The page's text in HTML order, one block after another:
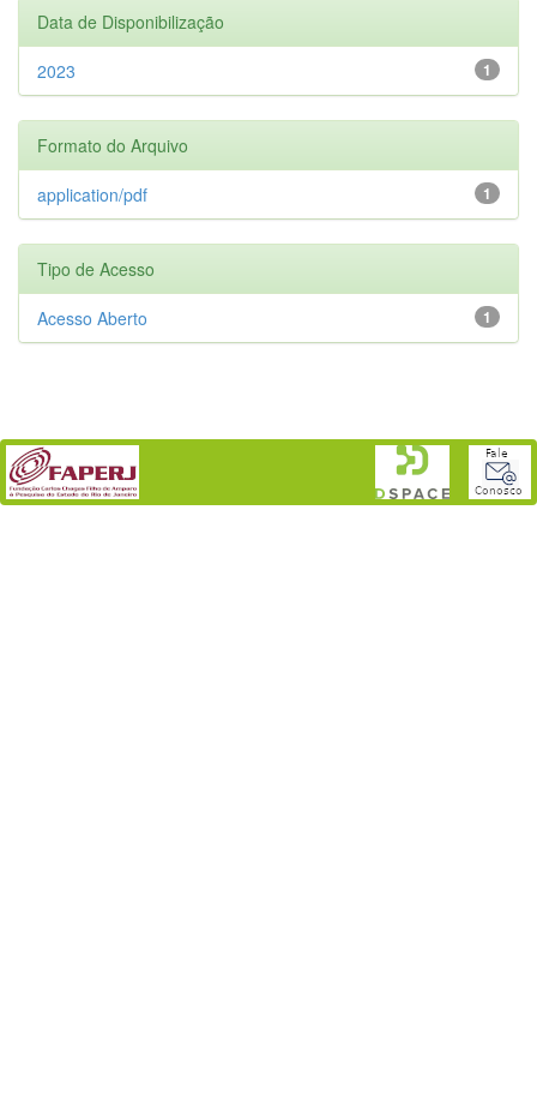
Data de Disponibilização
1
2023
Formato do Arquivo
1
application/pdf
Tipo de Acesso
1
Acesso Aberto